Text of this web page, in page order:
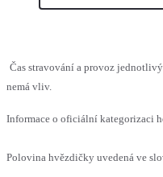
Čas stravování a provoz
nemá vliv.
Informace o oficiální kategorizaci
Polovina hvězdičky uvedená ve